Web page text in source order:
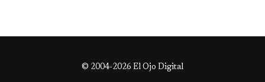
© 2004-2026 El Ojo Digital